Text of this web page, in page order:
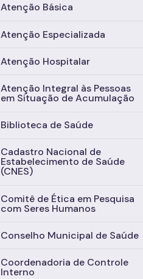
Atenção Básica
Atenção Especializada
Atenção Hospitalar
Atenção Integral às Pessoas
em Situação de Acumulação
Biblioteca de Saúde
Cadastro Nacional de
Estabelecimento de Saúde
(CNES)
Comitê de Ética em Pesquisa
com Seres Humanos
Conselho Municipal de Saúde
Coordenadoria de Controle
Interno